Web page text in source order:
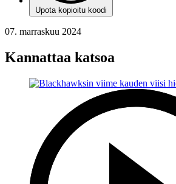
Upota kopioitu koodi
07. marraskuu 2024
Kannattaa katsoa